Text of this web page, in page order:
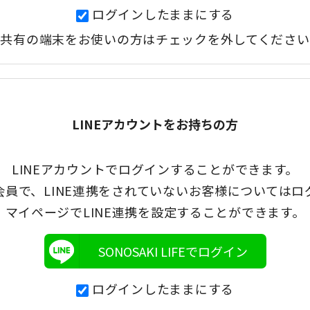
ログインしたままにする
共有の端末をお使いの方はチェックを外してください
LINEアカウントをお持ちの方
LINEアカウントでログインすることができます。
員で、LINE連携をされていないお客様についてはロ
マイページでLINE連携を設定することができます。
SONOSAKI LIFEでログイン
ログインしたままにする